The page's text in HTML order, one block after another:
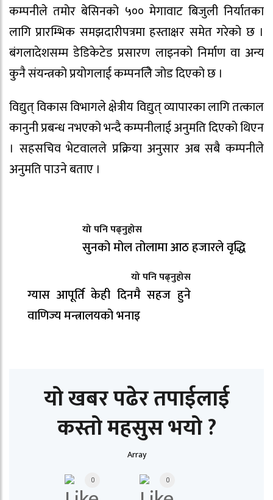
कम्पनीले तमोर बेसिनको ५०० मेगावाट बिजुली निर्यातका
लागि प्रारम्भिक समझदारीपत्रमा हस्ताक्षर समेत गरेको छ ।
बंगलादेशसम्म डेडिकेटेड प्रसारण लाइनको निर्माण वा अन्य
कुनै संयन्त्रको प्रयोगलाई कम्पनलिे जोड दिएको छ ।
विद्युत् विकास विभागले क्षेत्रीय विद्युत् व्यापारका लागि तत्काल
कानुनी प्रबन्ध नभएको भन्दै कम्पनीलाई अनुमति दिएको थिएन
। सहसचिव भेटवालले प्रक्रिया अनुसार अब सबै कम्पनीले
अनुमति पाउने बताए ।
यो पनि पढ्नुहोस
सुनको मोल तोलामा आठ हजारले वृद्धि
यो पनि पढ्नुहोस
ग्यास आपूर्ति केही दिनमै सहज हुने
वाणिज्य मन्त्रालयको भनाइ
यो खबर पढेर तपाईलाई
कस्तो महसुस भयो ?
Array
0 0